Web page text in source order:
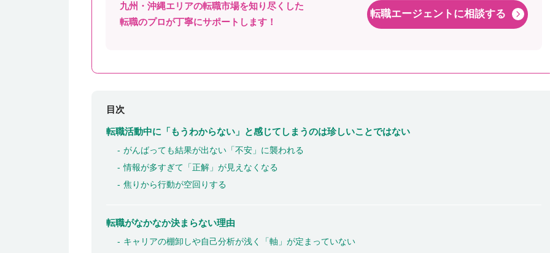
九州・沖縄エリアの転職市場を知り尽くした
転職のプロが丁寧にサポートします！
転職エージェントに相談する
目次
転職活動中に「もうわからない」と感じてしまうのは珍しいことではない
がんばっても結果が出ない「不安」に襲われる
情報が多すぎて「正解」が見えなくなる
焦りから行動が空回りする
転職がなかなか決まらない理由
キャリアの棚卸しや自己分析が浅く「軸」が定まっていない